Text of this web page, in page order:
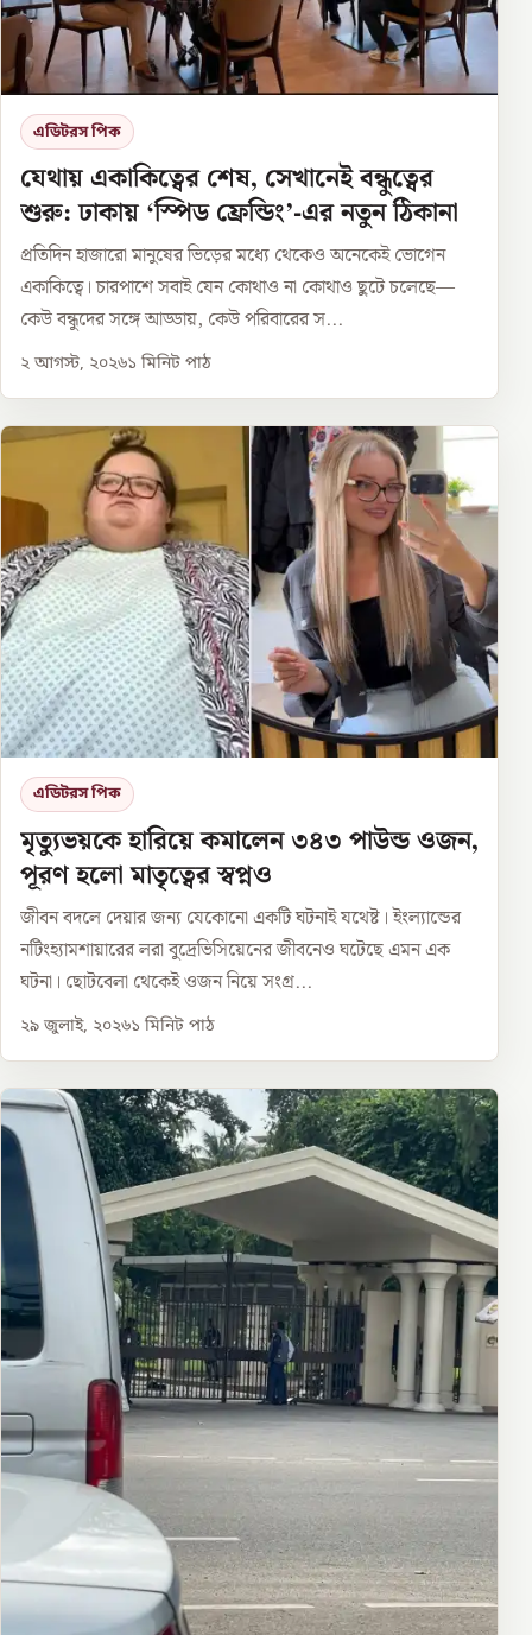
এডিটরস পিক
যেথায় একাকিত্বের শেষ, সেখানেই বন্ধুত্বের
শুরু: ঢাকায় ‘স্পিড ফ্রেন্ডিং’-এর নতুন ঠিকানা
প্রতিদিন হাজারো মানুষের ভিড়ের মধ্যে থেকেও অনেকেই ভোগেন
একাকিত্বে। চারপাশে সবাই যেন কোথাও না কোথাও ছুটে চলেছে—
কেউ বন্ধুদের সঙ্গে আড্ডায়, কেউ পরিবারের স...
২ আগস্ট, ২০২৬১ মিনিট পাঠ
এডিটরস পিক
মৃত্যুভয়কে হারিয়ে কমালেন ৩৪৩ পাউন্ড ওজন,
পূরণ হলো মাতৃত্বের স্বপ্নও
জীবন বদলে দেয়ার জন্য যেকোনো একটি ঘটনাই যথেষ্ট। ইংল্যান্ডের
নটিংহ্যামশায়ারের লরা বুদ্রেভিসিয়েনের জীবনেও ঘটেছে এমন এক
ঘটনা। ছোটবেলা থেকেই ওজন নিয়ে সংগ্র...
২৯ জুলাই, ২০২৬১ মিনিট পাঠ